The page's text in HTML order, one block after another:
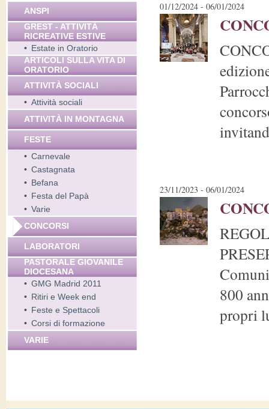
ANSPI
GREST - ATTIVITÀ
RICREATIVE ESTIVE
• Estate in Oratorio
ARTICOLI SULLA VITA DI
ORATORIO
ATTIVITÀ SOCIALI
• Attività sociali
ATTIVITÀ IN MONTAGNA
FESTE
• Carnevale
• Castagnata
• Befana
• Festa del Papà
• Varie
CONCORSI
LABORATORI
PASTORALE GIOVANILE
DIOCESANA
• GMG Madrid 2011
• Ritiri e Week end
• Feste e Spettacoli
• Corsi di formazione
VARIE
01/12/2024 - 06/01/2024
23/11/2023 - 06/01/2024
800
propri